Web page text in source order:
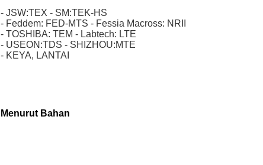
- JSW:TEX - SM:TEK-HS
- Feddem: FED-MTS - Fessia Macross: NRII
- TOSHIBA: TEM - Labtech: LTE
- USEON:TDS - SHIZHOU:MTE
- KEYA, LANTAI
Menurut Bahan